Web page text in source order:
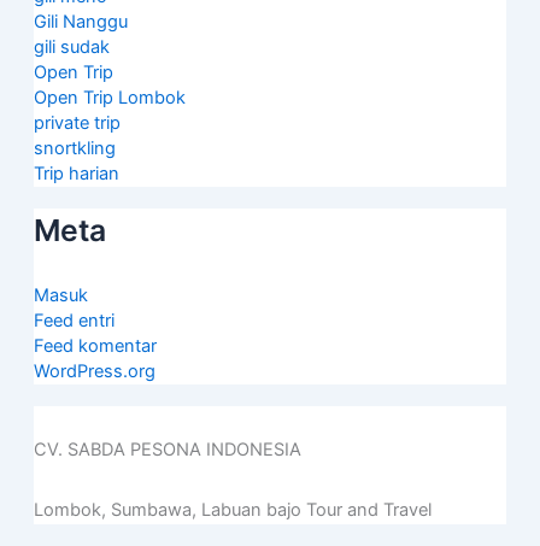
Gili Nanggu
gili sudak
Open Trip
Open Trip Lombok
private trip
snortkling
Trip harian
Meta
Masuk
Feed entri
Feed komentar
WordPress.org
CV. SABDA PESONA INDONESIA
Lombok, Sumbawa, Labuan bajo Tour and Travel